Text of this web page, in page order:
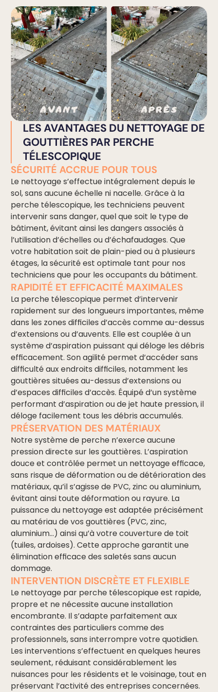
LES AVANTAGES DU NETTOYAGE DE
GOUTTIÈRES PAR PERCHE
TÉLESCOPIQUE
SÉCURITÉ ACCRUE POUR TOUS
Le nettoyage s’effectue intégralement depuis le
sol, sans aucune échelle ni nacelle. Grâce à la
perche télescopique, les techniciens peuvent
intervenir sans danger, quel que soit le type de
bâtiment, évitant ainsi les dangers associés à
l’utilisation d’échelles ou d’échafaudages. Que
votre habitation soit de plain-pied ou à plusieurs
étages, la sécurité est optimale tant pour nos
techniciens que pour les occupants du bâtiment.
RAPIDITÉ ET EFFICACITÉ MAXIMALES
La perche télescopique permet d’intervenir
rapidement sur des longueurs importantes, même
dans les zones difficiles d’accès comme au-dessus
d’extensions ou d’auvents. Elle est couplée à un
système d’aspiration puissant qui déloge les débris
efficacement. Son agilité permet d’accéder sans
difficulté aux endroits difficiles, notamment les
gouttières situées au-dessus d’extensions ou
d’espaces difficiles d’accès. Équipé d’un système
performant d’aspiration ou de jet haute pression, il
déloge facilement tous les débris accumulés.
PRÉSERVATION DES MATÉRIAUX
Notre système de perche n’exerce aucune
pression directe sur les gouttières. L’aspiration
douce et contrôlée permet un nettoyage efficace,
sans risque de déformation ou de détérioration des
matériaux, qu’il s’agisse de PVC, zinc ou aluminium,
évitant ainsi toute déformation ou rayure. La
puissance du nettoyage est adaptée précisément
au matériau de vos gouttières (PVC, zinc,
aluminium…) ainsi qu’à votre couverture de toit
(tuiles, ardoises). Cette approche garantit une
élimination efficace des saletés sans aucun
dommage.
INTERVENTION DISCRÈTE ET FLEXIBLE
Le nettoyage par perche télescopique est rapide,
propre et ne nécessite aucune installation
encombrante. Il s’adapte parfaitement aux
contraintes des particuliers comme des
professionnels, sans interrompre votre quotidien.
Les interventions s’effectuent en quelques heures
seulement, réduisant considérablement les
nuisances pour les résidents et le voisinage, tout en
préservant l’activité des entreprises concernées.